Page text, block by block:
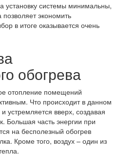
установку системы минимальны,
экономить
в итоге оказывается очень
обогрева
отопление помещений
Что происходит в данном
устремляется вверх, создавая
Большая часть энергии при
на бесполезный обогрев
Кроме того, воздух – один из